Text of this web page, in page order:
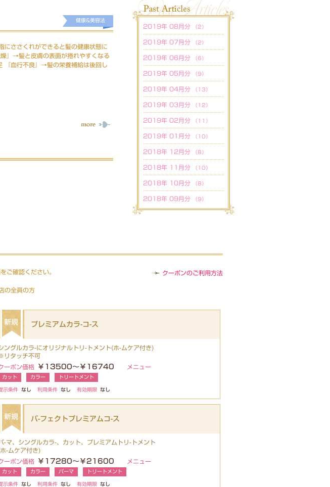
健康&美容法
にささくれができると髪の健康状態に
』→髪と皮膚の表面が捲れやすくなる
『血行不良』→髪の栄養補給は後回し
2019年 08月分 （2）
2019年 07月分 （2）
2019年 06月分 （6）
2019年 05月分 （9）
2019年 04月分 （13）
2019年 03月分 （12）
2019年 02月分 （11）
2019年 01月分 （10）
2018年 12月分 （8）
2018年 11月分 （10）
2018年 10月分 （8）
2018年 09月分 （9）
ご確認ください。
クーポンのご利用方法
の全員の方
プレミアムカラ-コ-ス
ングルカラ-にオリジナルトリ-トメント(ホ-ムケア付き)
リタッチ不可
ーポン価格
￥13500～￥16740 メニュー
カット カラー トリートメント
示条件 なし 利用条件 なし 有効期限 なし
パ-フェクトプレミアムコ-ス
-マ、シングルカラ-、カット、プレミアムトリ-トメント
-ムケア付き)
ーポン価格
￥17280～￥21600 メニュー
カット カラー パーマ トリートメント
示条件 なし 利用条件 なし 有効期限 なし